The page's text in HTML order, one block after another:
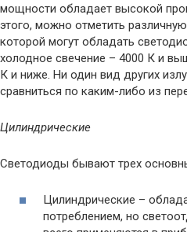
мощности обладает высокой
этого, можно отметить
которой могут обладать
холодное свечение – 4000 К и
К и ниже. Ни один вид других
сравниться по каким-либо из
Цилиндрические
Светодиоды бывают трех
Цилиндрические –
потреблением, но